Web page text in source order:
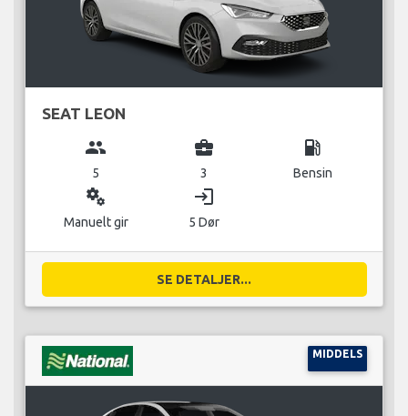
SEAT LEON
group
5
business_center
3
local_gas_station
Bensin
miscellaneous_services
Manuelt gir
login
5 Dør
SE DETALJER...
MIDDELS